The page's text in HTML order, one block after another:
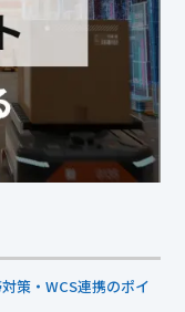
策・WCS連携のポイ